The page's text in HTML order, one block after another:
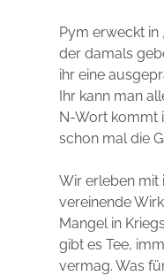
Pym erweckt in
der damals
ihr eine
Ihr kann man
N-Wort kommt
schon mal die
Wir erleben mit
vereinende
Mangel in
gibt es Tee,
vermag. Was